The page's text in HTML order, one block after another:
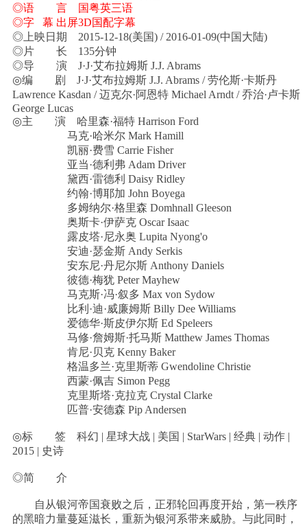
◎语 言 国粤英三语
◎字 幕 出屏3D国配字幕
◎上映日期 2015-12-18(美国) / 2016-01-09(中国大陆)
◎片 长 135分钟
◎导 演 J·J·艾布拉姆斯 J.J. Abrams
◎编 剧 J·J·艾布拉姆斯 J.J. Abrams / 劳伦斯·卡斯丹
Lawrence Kasdan / 迈克尔·阿恩特 Michael Arndt / 乔治·卢卡斯
George Lucas
◎主 演 哈里森·福特 Harrison Ford
马克·哈米尔 Mark Hamill
凯丽·费雪 Carrie Fisher
亚当·德利弗 Adam Driver
黛西·雷德利 Daisy Ridley
约翰·博耶加 John Boyega
多姆纳尔·格里森 Domhnall Gleeson
奥斯卡·伊萨克 Oscar Isaac
露皮塔·尼永奥 Lupita Nyong'o
安迪·瑟金斯 Andy Serkis
安东尼·丹尼尔斯 Anthony Daniels
彼德·梅犹 Peter Mayhew
马克斯·冯·叙多 Max von Sydow
比利·迪·威廉姆斯 Billy Dee Williams
爱德华·斯皮伊尔斯 Ed Speleers
马修·詹姆斯·托马斯 Matthew James Thomas
肯尼·贝克 Kenny Baker
格温多兰·克里斯蒂 Gwendoline Christie
西蒙·佩吉 Simon Pegg
克里斯塔·克拉克 Crystal Clarke
匹普·安德森 Pip Andersen
◎标 签 科幻 | 星球大战 | 美国 | StarWars | 经典 | 动作 |
2015 | 史诗
◎简 介
自从银河帝国衰败之后，正邪轮回再度开始，第一秩序
的黑暗力量蔓延滋长，重新为银河系带来威胁。与此同时，